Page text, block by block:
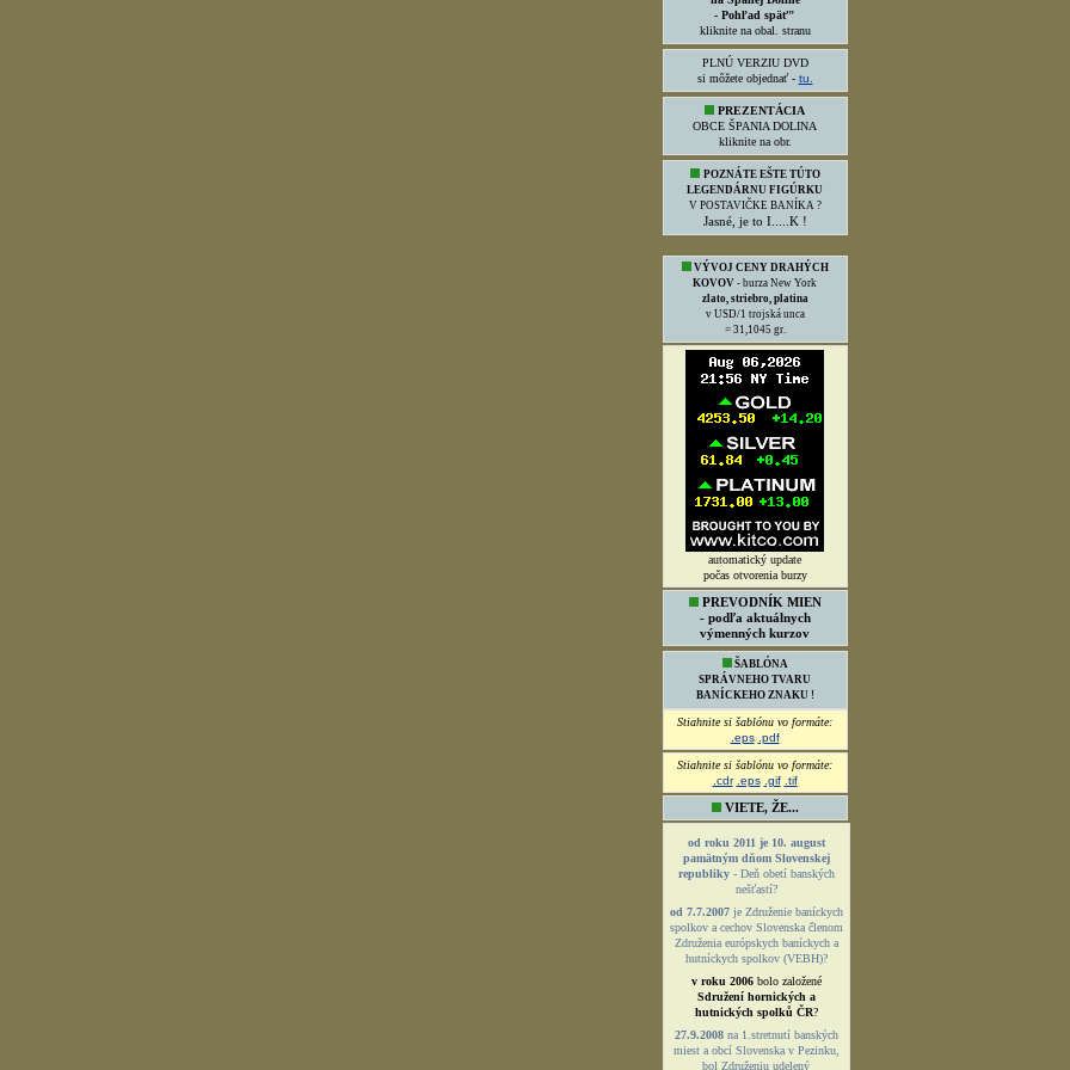
- Pohľad späť"
kliknite na obal. stranu
PLNÚ VERZIU DVD
si môžete objednať - tu.
PREZENTÁCIA
OBCE ŠPANIA DOLINA
kliknite na obr.
POZNÁTE EŠTE TÚTO
LEGENDÁRNU FIGÚRKU
V POSTAVIČKE BANÍKA ?
Jasné, je to I.....K !
VÝVOJ CENY DRAHÝCH
KOVOV - burza New York
zlato, striebro, platina
v USD/1 trojská unca
= 31,1045 gr.
automatický update
počas otvorenia burzy
PREVODNÍK MIEN
- podľa aktuálnych
výmenných kurzov
ŠABLÓNA
SPRÁVNEHO TVARU
BANÍCKEHO ZNAKU !
Stiahnite si šablónu vo formáte:
.eps .pdf
Stiahnite si šablónu vo formáte:
.cdr .eps .gif .tif
VIETE, ŽE...
od roku 2011 je 10. august
pamätným dňom Slovenskej
republiky - Deň obetí banských
nešťastí?
od 7.7.2007je Združenie baníckych
spolkov a cechov Slovenska členom
Združenia európskych baníckych a
hutníckych spolkov (VEBH)?
v roku 2006bolo založené
Sdružení hornických a
hutnických spolků ČR?
27.9.2008na 1.stretnutí banských
miest a obcí Slovenska v Pezinku,
bol Združeniu udelený